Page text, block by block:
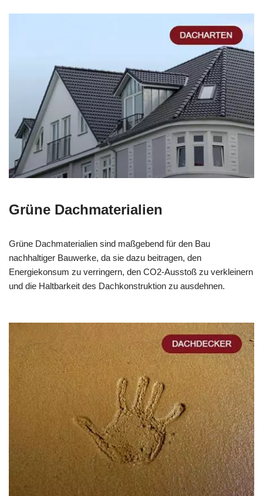
Grüne Dachmaterialien
Grüne Dachmaterialien sind maßgebend für den Bau
nachhaltiger Bauwerke, da sie dazu beitragen, den
Energiekonsum zu verringern, den CO2-Ausstoß zu verkleinern
und die Haltbarkeit des Dachkonstruktion zu ausdehnen.